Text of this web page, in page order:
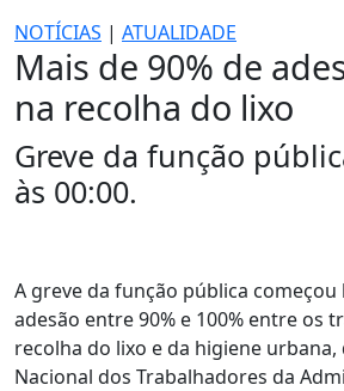
NOTÍCIAS | ATUALIDADE
Mais de 90% de
na recolha do lixo
Greve da função
às 00:00.
A greve da função pública começou
adesão entre 90% e 100% entre os
recolha do lixo e da higiene urbana,
Nacional dos Trabalhadores da